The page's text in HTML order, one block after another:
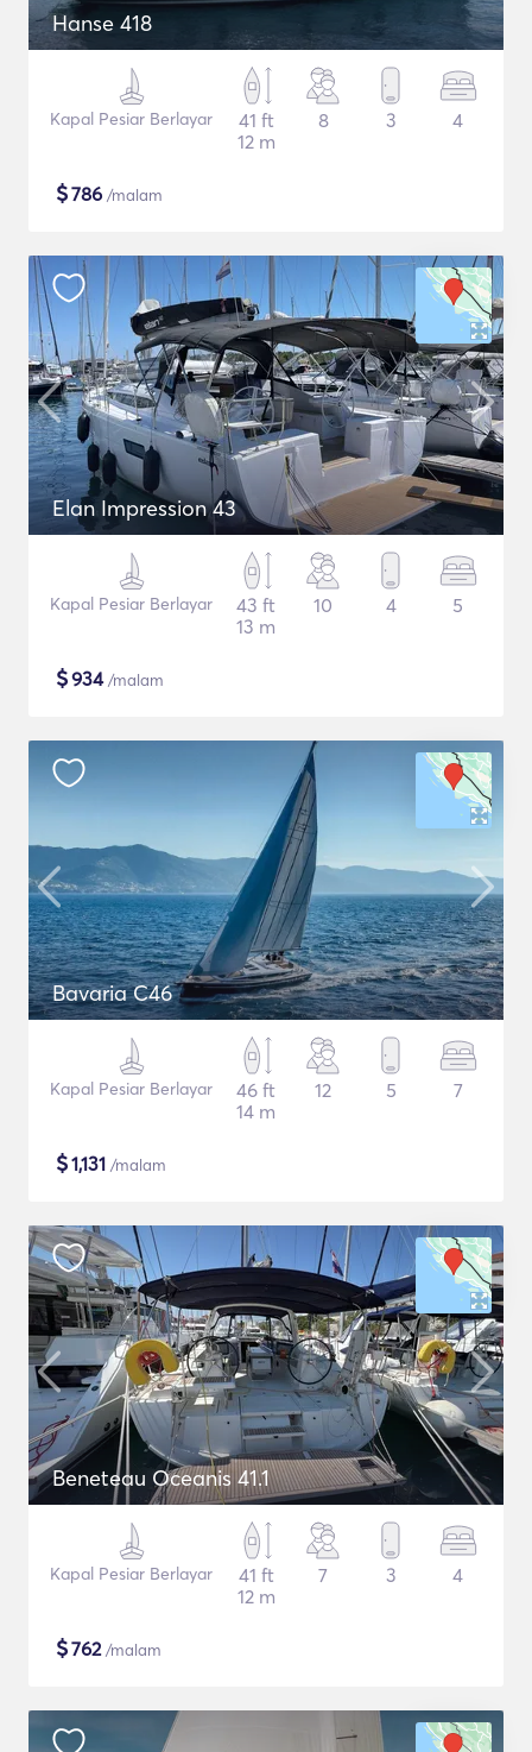
Hanse 418
Kapal Pesiar Berlayar
41 ft
12 m
8 3 4
$786 /malam
Elan Impression 43
Kapal Pesiar Berlayar
43 ft
13 m
10 4 5
$934/malam
Bavaria C46
Kapal Pesiar Berlayar
46 ft
14 m
12 5 7
$1,131 /malam
Beneteau Oceanis 41.1
Kapal Pesiar Berlayar
41 ft
12 m
7 3 4
$762/malam